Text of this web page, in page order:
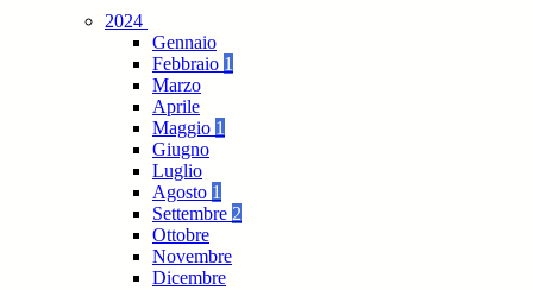
2024
Gennaio
Febbraio 1
Marzo
Aprile
Maggio 1
Giugno
Luglio
Agosto 1
Settembre 2
Ottobre
Novembre
Dicembre